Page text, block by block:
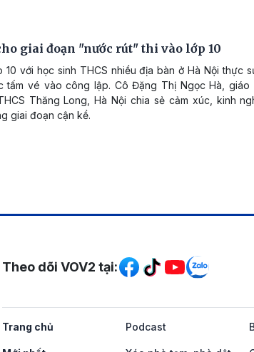
giai đoạn "nước rút" thi vào lớp 10
10 với học sinh THCS nhiều địa bàn ở Hà Nội thực
tấm vé vào công lập. Cô Đặng Thị Ngọc Hà, giáo
Thăng Long, Hà Nội chia sẻ cảm xúc, kinh
giai đoạn cận kề.
Mạng xã hội
Theo dõi VOV2 tại:
Trang chủ Podcast